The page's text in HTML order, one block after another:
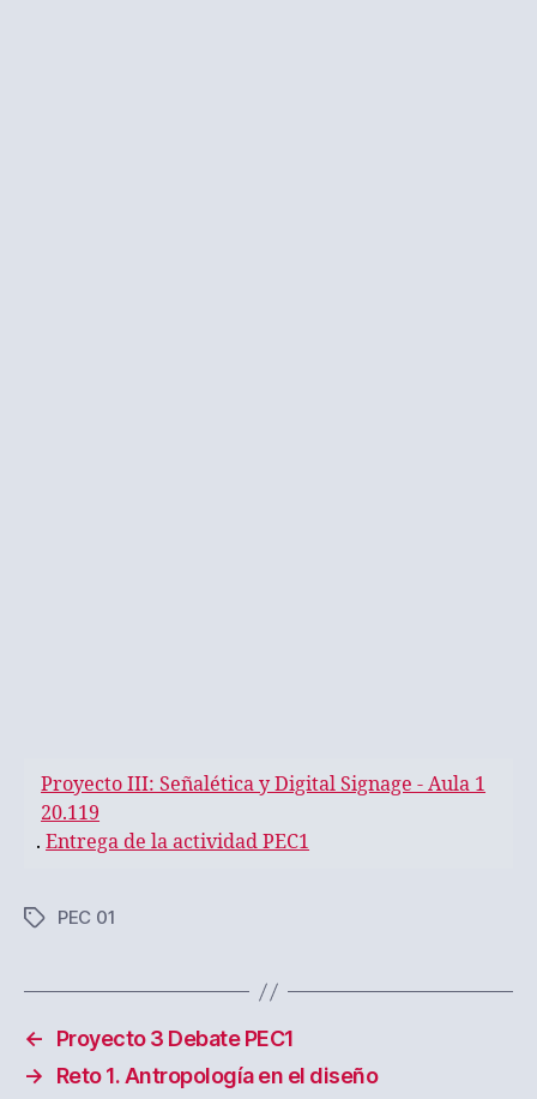
Proyecto III: Señalética y Digital Signage - Aula 1
20.119
. Entrega de la actividad PEC1
Etiquetas
PEC 01
←
Proyecto 3 Debate PEC1
→
Reto 1. Antropología en el diseño